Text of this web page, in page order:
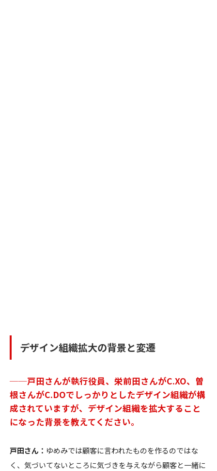
デザイン組織拡大の背景と変遷
──戸田さんが執行役員、栄前田さんがC.XO、曽
根さんがC.DOでしっかりとしたデザイン組織が構
成されていますが、デザイン組織を拡大すること
になった背景を教えてください。
戸田さん： ゆめみでは顧客に言われたものを作るのではな
く、気づいてないところに気づきを与えながら顧客と一緒に